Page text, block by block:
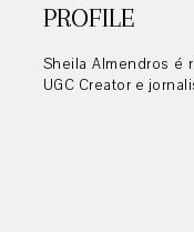
PROFILE
Sheila Almendros é
UGC Creator e